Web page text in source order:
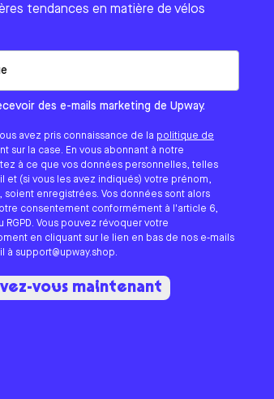
tendances en matière de vélos
que nous vous contactions ?
des e-mails marketing de Upway.
avez pris connaissance de la politique de
sur la case. En vous abonnant à notre
à ce que vos données personnelles, telles
et (si vous les avez indiqués) votre prénom,
enregistrées. Vos données sont alors
consentement conformément à l'article 6,
RGPD. Vous pouvez révoquer votre
en cliquant sur le lien en bas de nos e-mails
à support@upway.shop.
vous maintenant